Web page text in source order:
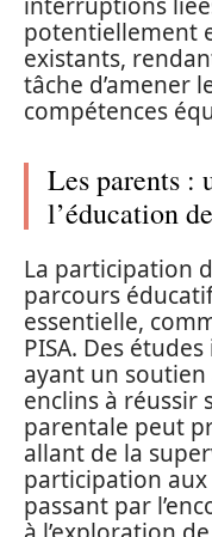
potentiellement
existants,
tâche d’amener
compétences
Les parents :
l’éducation
La participation
parcours
essentielle,
PISA. Des
ayant un
enclins à réussir
parentale peut
allant de la
participation aux
passant par